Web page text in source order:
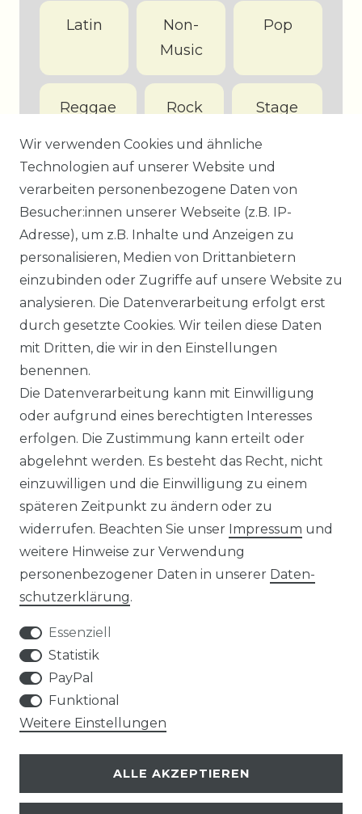
Latin
Non-
Music
Pop
Reggae Rock
Stage
Screen
Datenstand: 5.8.2026
Impressum Daten­schutz­erklärung
AGB Widerrufs­recht
Kontakt
SERVICE
VERSANDKOSTEN
Wir verwenden Cookies und ähnliche
Technologien auf unserer Website und
verarbeiten personenbezogene Daten von
Besucher:innen unserer Webseite (z.B. IP-
Adresse), um z.B. Inhalte und Anzeigen zu
personalisieren, Medien von Drittanbietern
einzubinden oder Zugriffe auf unsere Website zu
analysieren. Die Datenverarbeitung erfolgt erst
durch gesetzte Cookies. Wir teilen diese Daten
mit Dritten, die wir in den Einstellungen
benennen.
Die Datenverarbeitung kann mit Einwilligung
oder aufgrund eines berechtigten Interesses
erfolgen. Die Zustimmung kann erteilt oder
abgelehnt werden. Es besteht das Recht, nicht
einzuwilligen und die Einwilligung zu einem
späteren Zeitpunkt zu ändern oder zu
widerrufen. Beachten Sie unser Impressum und
weitere Hinweise zur Verwendung
personenbezogener Daten in unserer Daten­
schutz­erklärung.
Essenziell
Statistik
PayPal
Funktional
Weitere Einstellungen
ALLE AKZEPTIEREN